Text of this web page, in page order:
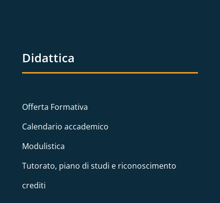
Didattica
Offerta Formativa
Calendario accademico
Modulistica
Tutorato, piano di studi e riconoscimento
crediti